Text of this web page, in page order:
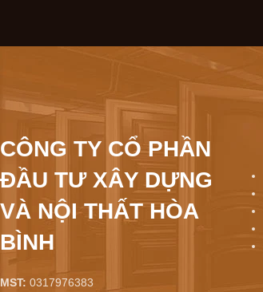
CÔNG TY CỔ PHẦN
ĐẦU TƯ XÂY DỰNG
VÀ NỘI THẤT HÒA
BÌNH
MST: 0317976383